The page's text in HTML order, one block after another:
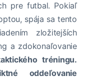
pre futbal. Pokiaľ
spája sa tento
zložitejších
a zdokonaľovanie
tréningu.
oddeľovanie